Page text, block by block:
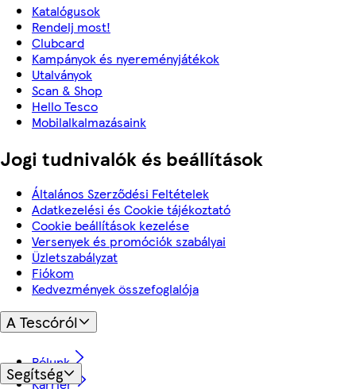
Katalógusok
Rendelj most!
Clubcard
Kampányok és nyereményjátékok
Utalványok
Scan & Shop
Hello Tesco
Mobilalkalmazásaink
Jogi tudnivalók és beállítások
Általános Szerződési Feltételek
Adatkezelési és Cookie tájékoztató
Cookie beállítások kezelése
Versenyek és promóciók szabályai
Üzletszabályzat
Fiókom
Kedvezmények összefoglalója
A Tescóról
Rólunk
Karrier
Segítség